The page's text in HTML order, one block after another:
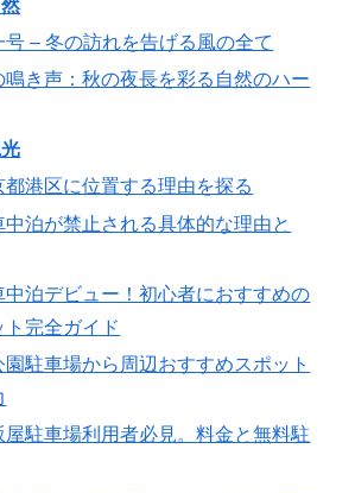
号 – 冬の訪れを告げる風の全て
鳴き声：秋の夜長を彩る自然のハー
都港区に位置する理由を探る
中泊が禁止される具体的な理由と
中泊デビュー！初心者におすすめの
完全ガイド
園駐車場から周辺おすすめスポット
屋駐車場利用者必見。料金と無料駐